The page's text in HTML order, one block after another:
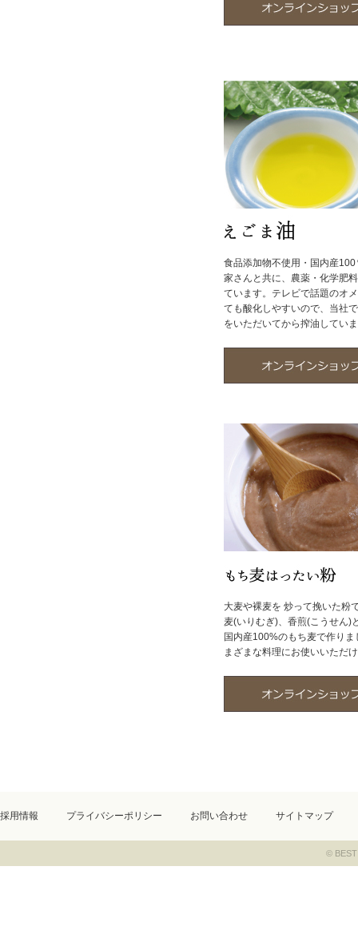
食品添加物不使用・国内産
家さんと共に、農薬・化学肥
ています。テレビで話題のオ
ても酸化しやすいので、当社
をいただいてから搾油してい
大麦や裸麦を 炒って挽いた粉
麦(いりむぎ)、香煎(こうせん)
国内産100%のもち麦で作り
まざまな料理にお使いいただ
採用情報 プライバシーポリシー お問い合わせ サイトマップ
© BEST